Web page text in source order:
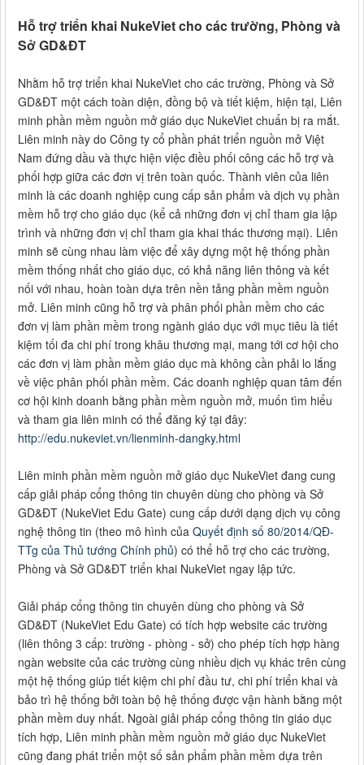
Hỗ trợ triển khai NukeViet cho các trường, Phòng và
Sở GD&ĐT
Nhằm hỗ trợ triển khai NukeViet cho các trường, Phòng và Sở
GD&ĐT một cách toàn diện, đồng bộ và tiết kiệm, hiện tại, Liên
minh phần mềm nguồn mở giáo dục NukeViet chuẩn bị ra mắt.
Liên minh này do Công ty cổ phần phát triển nguồn mở Việt
Nam đứng dầu và thực hiện việc điều phối công các hỗ trợ và
phối hợp giữa các đơn vị trên toàn quốc. Thành viên của liên
minh là các doanh nghiệp cung cấp sản phẩm và dịch vụ phần
mềm hỗ trợ cho giáo dục (kể cả những đơn vị chỉ tham gia lập
trình và những đơn vị chỉ tham gia khai thác thương mại). Liên
minh sẽ cùng nhau làm việc để xây dựng một hệ thống phần
mềm thống nhất cho giáo dục, có khả năng liên thông và kết
nối với nhau, hoàn toàn dựa trên nền tảng phần mềm nguồn
mở. Liên minh cũng hỗ trợ và phân phối phần mềm cho các
đơn vị làm phần mềm trong ngành giáo dục với mục tiêu là tiết
kiệm tối đa chi phí trong khâu thương mại, mang tới cơ hội cho
các đơn vị làm phần mềm giáo dục mà không cần phải lo lắng
về việc phân phối phần mềm. Các doanh nghiệp quan tâm đến
cơ hội kinh doanh bằng phần mềm nguồn mở, muốn tìm hiểu
và tham gia liên minh có thể đăng ký tại đây:
http://edu.nukeviet.vn/lienminh-dangky.html
Liên minh phần mềm nguồn mở giáo dục NukeViet đang cung
cấp giải pháp cổng thông tin chuyên dùng cho phòng và Sở
GD&ĐT (NukeViet Edu Gate) cung cấp dưới dạng dịch vụ công
nghệ thông tin (theo mô hình của Quyết định số 80/2014/QĐ-
TTg của Thủ tướng Chính phủ) có thể hỗ trợ cho các trường,
Phòng và Sở GD&ĐT triển khai NukeViet ngay lập tức.
Giải pháp cổng thông tin chuyên dùng cho phòng và Sở
GD&ĐT (NukeViet Edu Gate) có tích hợp website các trường
(liên thông 3 cấp: trường - phòng - sở) cho phép tích hợp hàng
ngàn website của các trường cùng nhiều dịch vụ khác trên cùng
một hệ thống giúp tiết kiệm chi phí đầu tư, chi phí triển khai và
bảo trì hệ thống bởi toàn bộ hệ thống được vận hành bằng một
phần mềm duy nhất. Ngoài giải pháp cổng thông tin giáo dục
tích hợp, Liên minh phần mềm nguồn mở giáo dục NukeViet
cũng đang phát triển một số sản phẩm phần mềm dựa trên